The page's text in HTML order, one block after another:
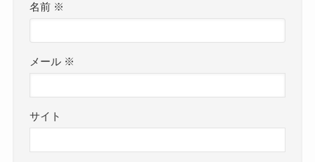
名前 ※
メール ※
サイト